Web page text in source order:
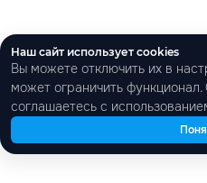
Наш сайт использует cookies
Вы можете отключить их в
может ограничить
соглашаетесь с